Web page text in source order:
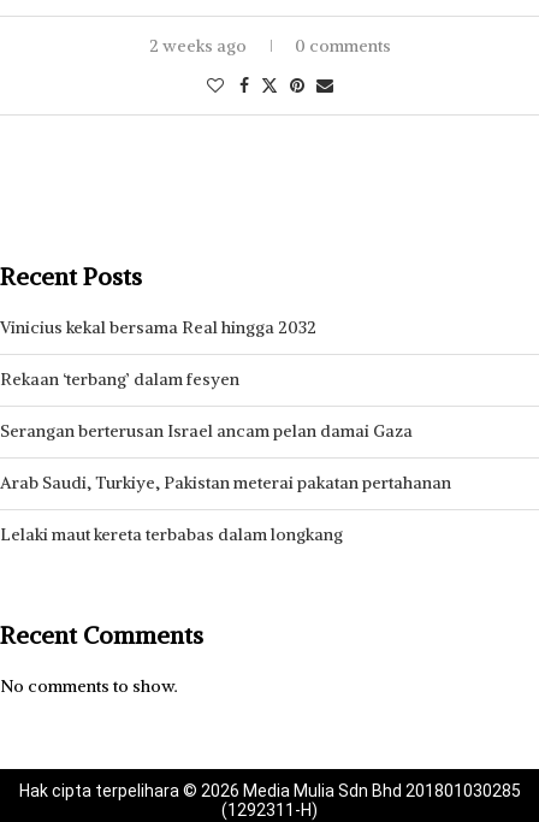
2 weeks ago 0 comments
Recent Posts
Vinicius kekal bersama Real hingga 2032
Rekaan ‘terbang’ dalam fesyen
Serangan berterusan Israel ancam pelan damai Gaza
Arab Saudi, Turkiye, Pakistan meterai pakatan pertahanan
Lelaki maut kereta terbabas dalam longkang
Recent Comments
No comments to show.
Hak cipta terpelihara © 2026 Media Mulia Sdn Bhd 201801030285
(1292311-H)